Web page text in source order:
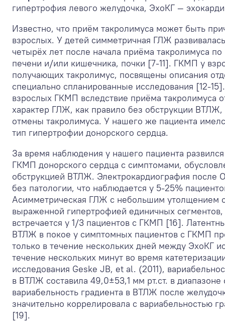
гипертрофия левого желудочка, ЭхоКГ —
Известно, что приём такролимуса может быть
взрослых. У детей симметричная ГЛЖ
четырёх лет после начала приёма такролимуса
печени и/или кишечника, почки [7-11]. ГКМП у
получающих такролимус, посвящены описания
специально спланированные исследования [12-
взрослых ГКМП вследствие приёма такролимуса
характер ГЛЖ, как правило без обструкции
отмены такролимуса. У нашего же пациента
тип гипертрофии донорского сердца.
За время наблюдения у нашего пациента
ГКМП донорского сердца с симптомами,
обструкцией ВТЛЖ. Электрокардиография после
без патологии, что наблюдается у 5-25%
Асимметрическая ГЛЖ с небольшим утолщением
выраженной гипертрофией единичных
встречается у 1/3 пациентов с ГКМП [16].
ВТЛЖ в покое у симптомных пациентов с ГКМП
только в течение нескольких дней между ЭхоКГ
течение нескольких минут во время
исследования Geske JB, et al. (2011),
в ВТЛЖ составила 49,0±53,1 мм рт.ст. в диапазоне
вариабельность градиента в ВТЛЖ после
значительно коррелировала с вариабельностью
[19].